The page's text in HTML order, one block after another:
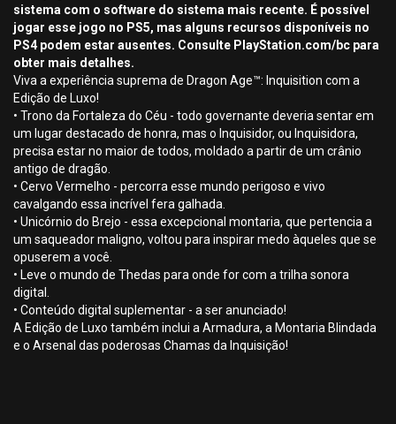
sistema com o software do sistema mais recente. É possível
jogar esse jogo no PS5, mas alguns recursos disponíveis no
PS4 podem estar ausentes. Consulte PlayStation.com/bc para
obter mais detalhes.
Viva a experiência suprema de Dragon Age™: Inquisition com a
Edição de Luxo!
• Trono da Fortaleza do Céu - todo governante deveria sentar em
um lugar destacado de honra, mas o Inquisidor, ou Inquisidora,
precisa estar no maior de todos, moldado a partir de um crânio
antigo de dragão.
• Cervo Vermelho - percorra esse mundo perigoso e vivo
cavalgando essa incrível fera galhada.
• Unicórnio do Brejo - essa excepcional montaria, que pertencia a
um saqueador maligno, voltou para inspirar medo àqueles que se
opuserem a você.
• Leve o mundo de Thedas para onde for com a trilha sonora
digital.
• Conteúdo digital suplementar - a ser anunciado!
A Edição de Luxo também inclui a Armadura, a Montaria Blindada
e o Arsenal das poderosas Chamas da Inquisição!